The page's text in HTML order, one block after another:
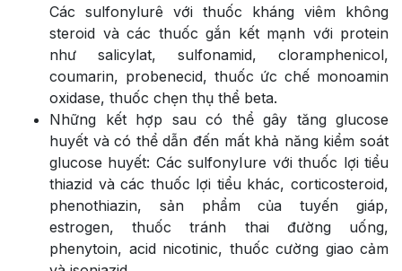
Các sulfonylurê với thuốc kháng viêm không
steroid và các thuốc gắn kết mạnh với protein
như salicylat, sulfonamid, cloramphenicol,
coumarin, probenecid, thuốc ức chế monoamin
oxidase, thuốc chẹn thụ thể beta.
Những kết hợp sau có thể gây tăng glucose
huyết và có thể dẫn đến mất khả năng kiểm soát
glucose huyết: Các sulfonyIure với thuốc lợi tiểu
thiazid và các thuốc lợi tiểu khác, corticosteroid,
phenothiazin, sản phẩm của tuyến giáp,
estrogen, thuốc tránh thai đường uống,
phenytoin, acid nicotinic, thuốc cường giao cảm